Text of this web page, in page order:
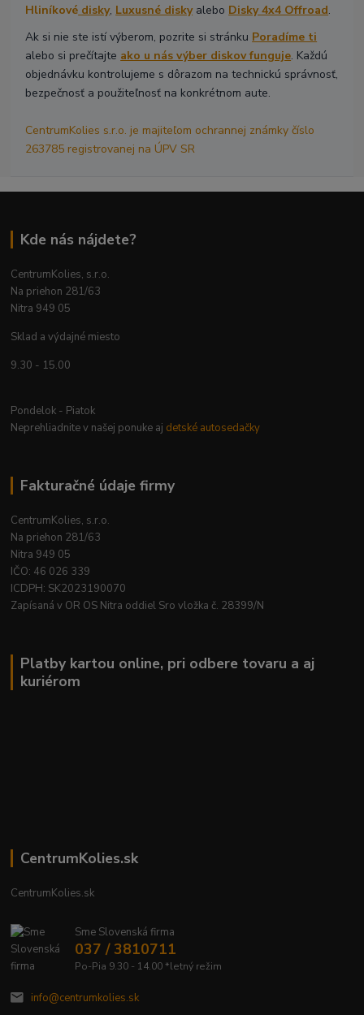
Hliníkové disky, Luxusné diskyalebo Disky 4x4 Offroad.
Ak si nie ste istí výberom, pozrite si stránku Poradíme ti
alebo si prečítajte ako u nás výber diskov funguje. Každú
objednávku kontrolujeme s dôrazom na technickú správnosť,
bezpečnosť a použiteľnosť na konkrétnom aute.
CentrumKolies s.r.o. je majiteľom ochrannej známky číslo
263785 registrovanej na ÚPV SR
Kde nás nájdete?
CentrumKolies, s.r.o.
Na priehon 281/63
Nitra 949 05
Sklad a výdajné miesto
9.30 - 15.00
Pondelok - Piatok
Neprehliadnite v našej ponuke aj detské autosedačky
Fakturačné údaje firmy
CentrumKolies, s.r.o.
Na priehon 281/63
Nitra 949 05
IČO: 46 026 339
ICDPH: SK2023190070
Zapísaná v OR OS Nitra oddiel Sro vložka č. 28399/N
Platby kartou online, pri odbere tovaru a aj
kuriérom
CentrumKolies.sk
CentrumKolies.sk
Sme Slovenská firma
037 / 3810711
Po-Pia 9.30 - 14.00 *letný režim
info@centrumkolies.sk